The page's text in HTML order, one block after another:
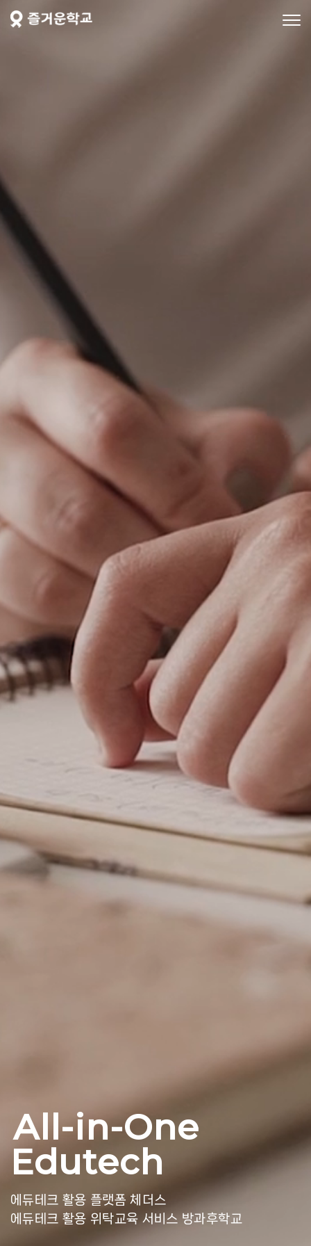
All-in-One
Edutech
에듀테크 활용 플랫폼 체더스
에듀테크 활용 위탁교육 서비스 방과후학교